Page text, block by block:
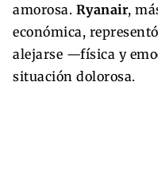
amorosa. Ryanair,
económica,
alejarse —física y
situación dolorosa.